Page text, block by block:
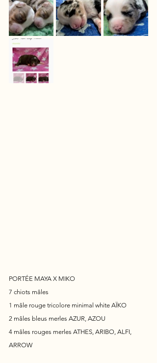
PORTÉE MAYA X MIKO
7 chiots mâles
1 mâle rouge tricolore minimal white AÏKO
2 mâles bleus merles AZUR, AZOU
4 mâles rouges merles ATHES, ARIBO, ALFI,
ARROW